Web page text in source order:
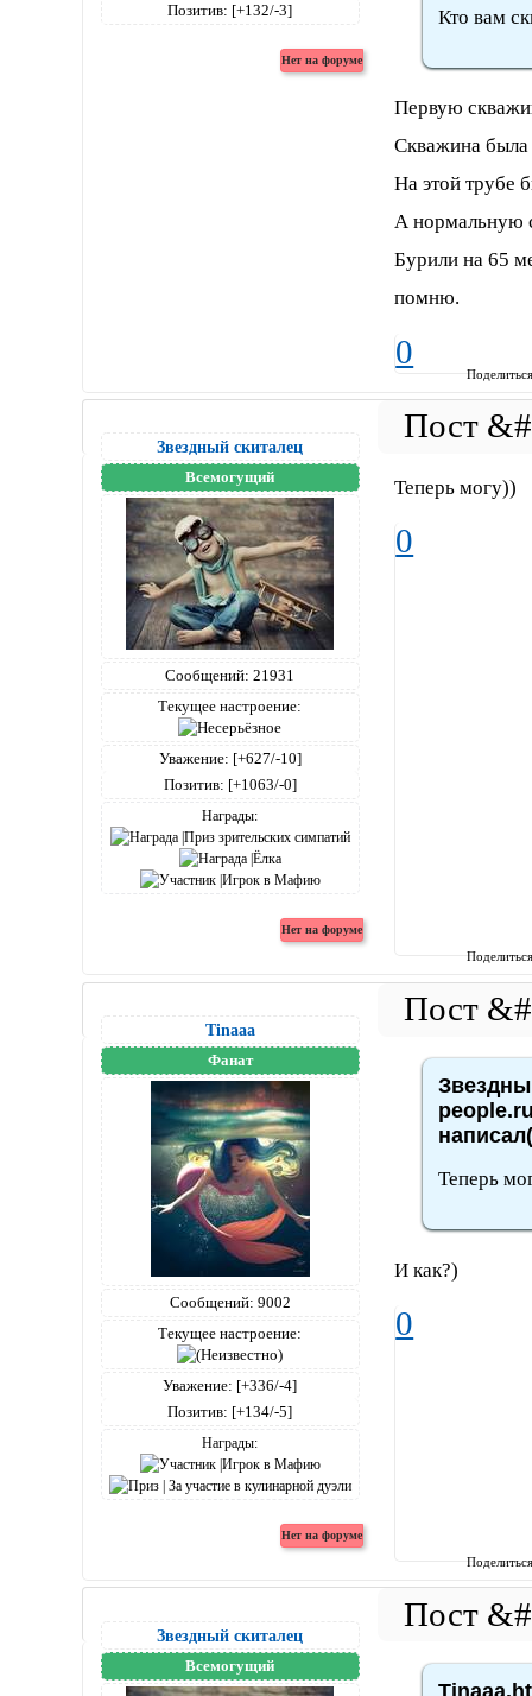
Позитив: [+132/-3] Кто вам
Первую
Скважина
На этой трубе
А нормальную
Бурили на 65
помню.
0
Звездный скиталец
Всемогущий
Сообщений: 21931
Текущее настроение:
Уважение: [+627/-10]
Позитив: [+1063/-0]
Награды:
Теперь могу))
0
Tinaaa
Фанат
Сообщений: 9002
Текущее настроение:
Уважение: [+336/-4]
Позитив: [+134/-5]
Награды:
Теперь
И как?)
0
Звездный скиталец
Всемогущий